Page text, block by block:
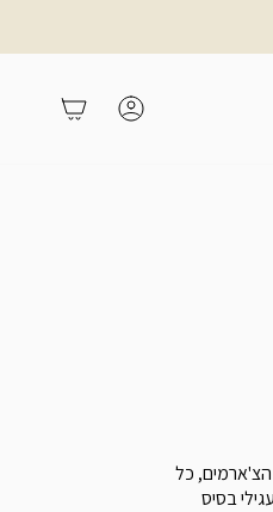
משתמש
שרשרת עניבה שתוכלי לענוד ב-4 דרכים שונות: כשרשרת עניבה עם 2 הצ'ארמים, כל
בסיס